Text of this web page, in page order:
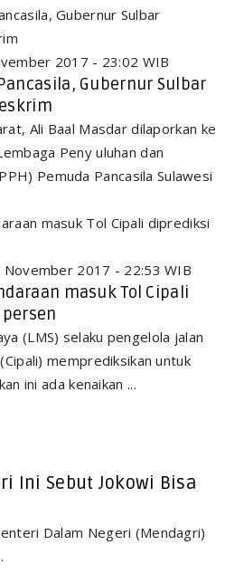
2017 - 23:02 WIB
Gubernur Sulbar
Ali Baal Masdar dilaporkan ke
Peny uluhan dan
Pemuda Pancasila Sulawesi
2017 - 22:53 WIB
masuk Tol Cipali
(LMS) selaku pengelola jalan
memprediksikan untuk
ini ada kenaikan ...
Ini Sebut Jokowi Bisa
Dalam Negeri (Mendagri)